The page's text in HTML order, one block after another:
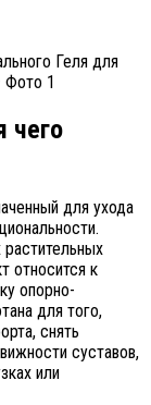
чего
для ухода
относится к
опорно-
для того,
снять
суставов,
или